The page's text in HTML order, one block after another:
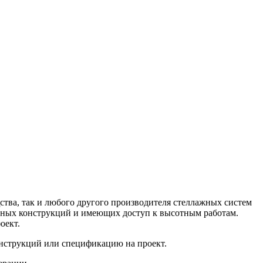
так и любого другого производителя стеллажных систем
конструкций и имеющих доступ к высотным работам.
или спецификацию на проект.